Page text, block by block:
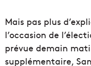
Mais pas plus
l’occasion de
prévue demain
supplémentaire,